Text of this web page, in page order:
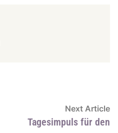
Next Article
Tagesimpuls für den